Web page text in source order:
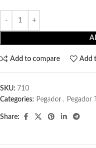
Add to compare Add
SKU: 710
Categories: Pegador​ , Pegador
Share: